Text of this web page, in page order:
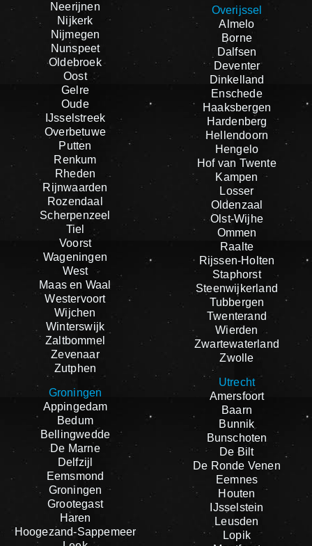
Neerijnen
Nijkerk
Nijmegen
Nunspeet
Oldebroek
Oost
Gelre
Oude
IJsselstreek
Overbetuwe
Putten
Renkum
Rheden
Rijnwaarden
Rozendaal
Scherpenzeel
Tiel
Voorst
Wageningen
West
Maas en Waal
Westervoort
Wijchen
Winterswijk
Zaltbommel
Zevenaar
Zutphen
Groningen
Appingedam
Bedum
Bellingwedde
De Marne
Delfzijl
Eemsmond
Groningen
Grootegast
Haren
Hoogezand-Sappemeer
Overijssel
Almelo
Borne
Dalfsen
Deventer
Dinkelland
Enschede
Haaksbergen
Hardenberg
Hellendoorn
Hengelo
Hof van Twente
Kampen
Losser
Oldenzaal
Olst-Wijhe
Ommen
Raalte
Rijssen-Holten
Staphorst
Steenwijkerland
Tubbergen
Twenterand
Wierden
Zwartewaterland
Zwolle
Utrecht
Amersfoort
Baarn
Bunnik
Bunschoten
De Bilt
De Ronde Venen
Eemnes
Houten
IJsselstein
Leusden
Lopik